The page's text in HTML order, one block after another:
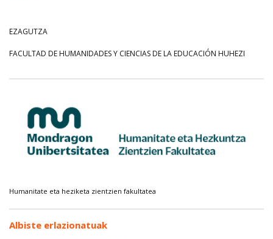
EZAGUTZA
FACULTAD DE HUMANIDADES Y CIENCIAS DE LA EDUCACIÓN HUHEZI
Humanitate eta heziketa zientzien fakultatea
Albiste erlazionatuak